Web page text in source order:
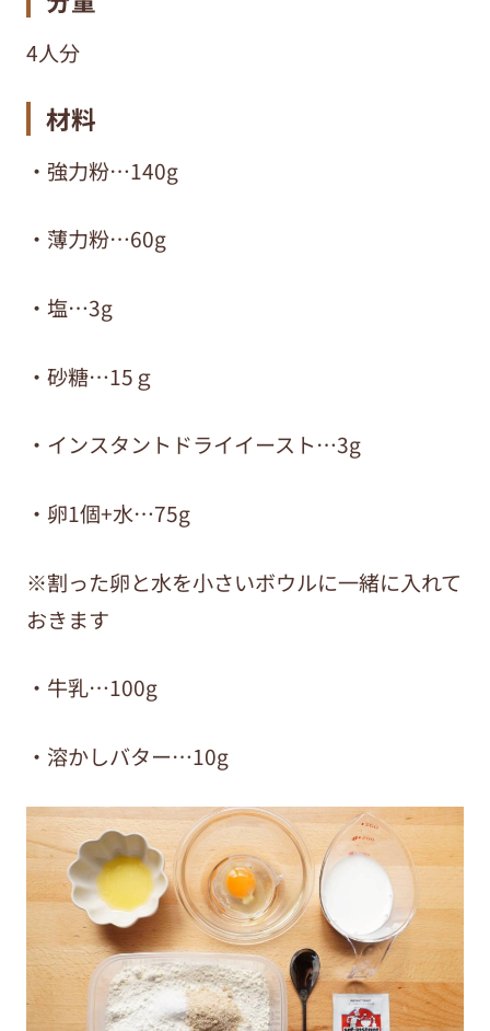
4人分
材料
・強力粉…140g
・薄力粉…60g
・塩…3g
・砂糖…15ｇ
・インスタントドライイースト…3g
・卵1個+水…75g
※割った卵と水を小さいボウルに一緒に入れて
おきます
・牛乳…100g
・溶かしバター…10g